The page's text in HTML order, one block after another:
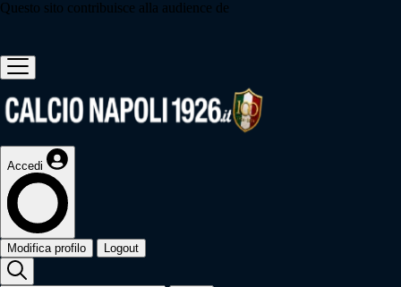
Questo sito contribuisce alla audience de
Accedi
Modifica profilo Logout